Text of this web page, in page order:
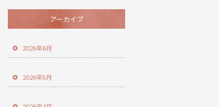
アーカイブ
2026年6月
2026年5月